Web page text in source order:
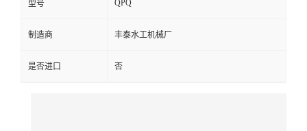
型号 QPQ
制造商 丰泰水工机械厂
是否进口 否